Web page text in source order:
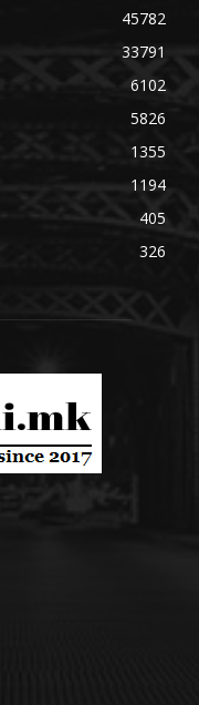
45782
33791
6102
5826
1355
1194
405
326